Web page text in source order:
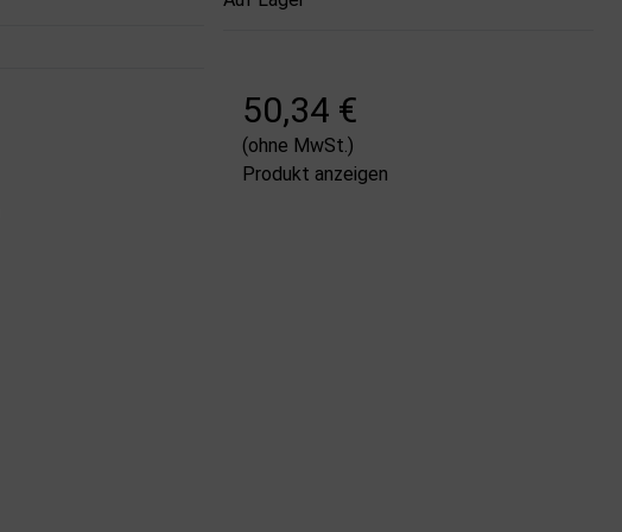
50,34 €
(ohne MwSt.)
Produkt anzeigen